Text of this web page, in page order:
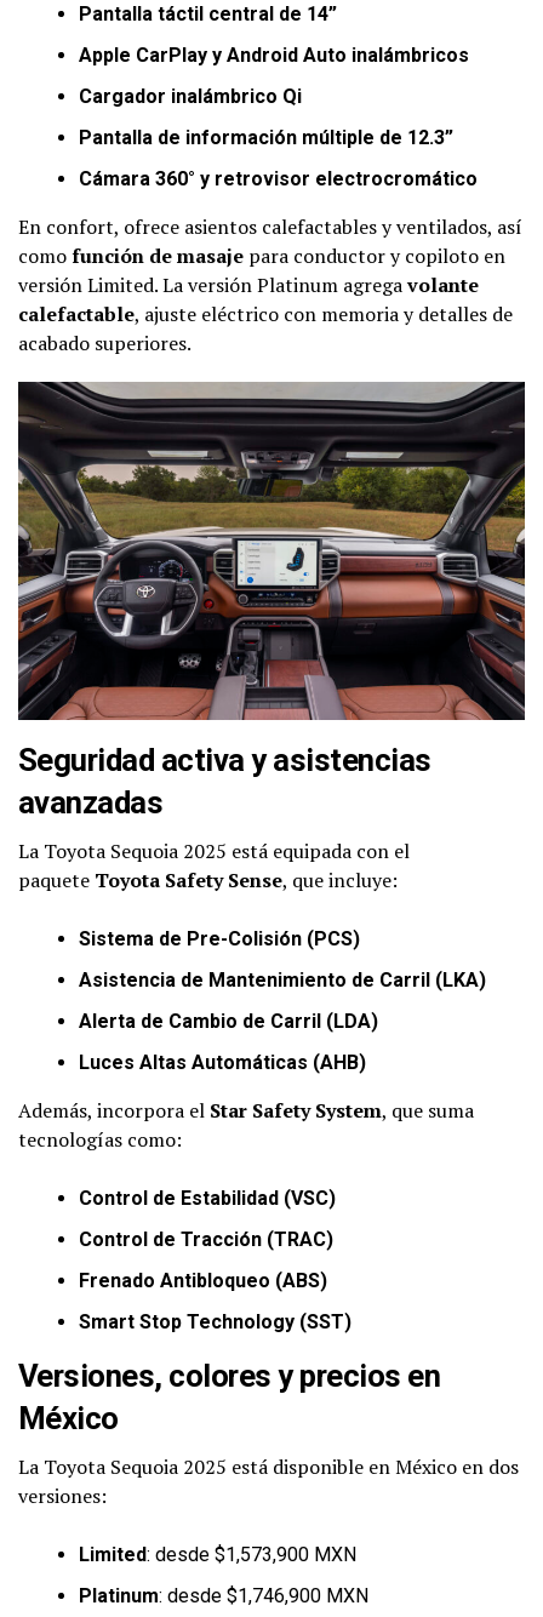
Pantalla táctil central de 14”
Apple CarPlay y Android Auto inalámbricos
Cargador inalámbrico Qi
Pantalla de información múltiple de 12.3”
Cámara 360° y retrovisor electrocromático
En confort, ofrece asientos calefactables y ventilados, así
comofunción de masaje para conductor y copiloto en
versión Limited. La versión Platinum agregavolante
calefactable, ajuste eléctrico con memoria y detalles de
acabado superiores.
Seguridad activa y asistencias
avanzadas
La Toyota Sequoia 2025 está equipada con el
paquete Toyota Safety Sense, que incluye:
Sistema de Pre-Colisión (PCS)
Asistencia de Mantenimiento de Carril (LKA)
Alerta de Cambio de Carril (LDA)
Luces Altas Automáticas (AHB)
Además, incorpora el Star Safety System, que suma
tecnologías como:
Control de Estabilidad (VSC)
Control de Tracción (TRAC)
Frenado Antibloqueo (ABS)
Smart Stop Technology (SST)
Versiones, colores y precios en
México
La Toyota Sequoia 2025 está disponible en México en dos
versiones:
Limited: desde $1,573,900 MXN
Platinum: desde $1,746,900 MXN